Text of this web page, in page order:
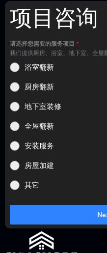
项目咨询
请选择您需要的服务项目 *
我们提供厨房、浴室、地下室、全屋
浴室翻新
厨房翻新
地下室装修
全屋翻新
安装服务
房屋加建
其它